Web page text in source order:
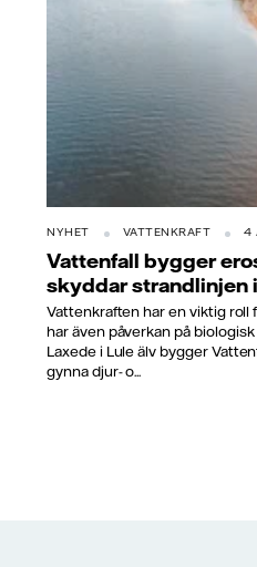
NYHET VATTENKRAFT 4
Vattenfall bygger
skyddar strandlinjen
Vattenkraften har en viktig
har även påverkan på
Laxede i Lule älv bygger
gynna djur- o...